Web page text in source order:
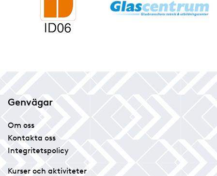
Genvägar
Om oss
Kontakta oss
Integritetspolicy
Kurser och aktiviteter